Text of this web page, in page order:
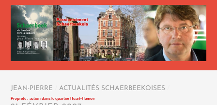
JEAN-PIERRE ACTUALITÉS SCHAERBEEKOISES
Propreté : action dans le quartier Huart-Hamoir